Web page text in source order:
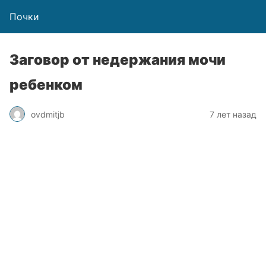
Почки
Заговор от недержания мочи
ребенком
ovdmitjb 7 лет назад